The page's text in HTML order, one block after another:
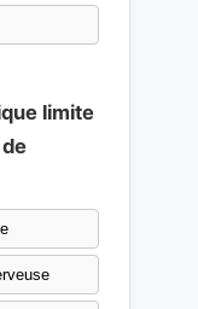
limite